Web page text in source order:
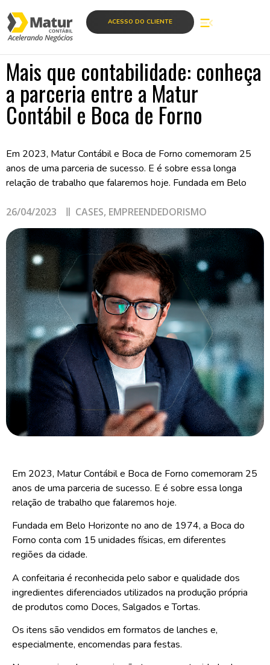
ACESSO DO CLIENTE
Mais que contabilidade: conheça
a parceria entre a Matur
Contábil e Boca de Forno
Em 2023, Matur Contábil e Boca de Forno comemoram 25
anos de uma parceria de sucesso. E é sobre essa longa
relação de trabalho que falaremos hoje. Fundada em Belo
26/04/2023 CASES, EMPREENDEDORISMO
Em 2023, Matur Contábil e Boca de Forno comemoram 25
anos de uma parceria de sucesso. E é sobre essa longa
relação de trabalho que falaremos hoje.
Fundada em Belo Horizonte no ano de 1974, a Boca do
Forno conta com 15 unidades físicas, em diferentes
regiões da cidade.
A confeitaria é reconhecida pelo sabor e qualidade dos
ingredientes diferenciados utilizados na produção própria
de produtos como Doces, Salgados e Tortas.
Os itens são vendidos em formatos de lanches e,
especialmente, encomendas para festas.